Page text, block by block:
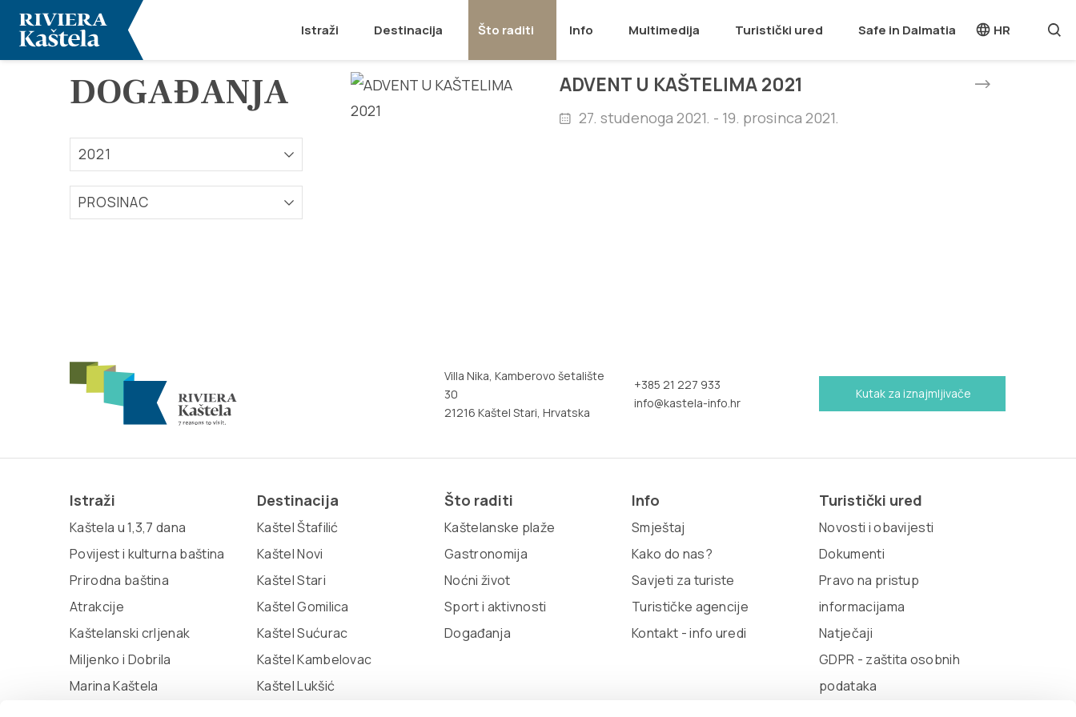
Istraži Destinacija Što raditi Info Multimedija Turistički ured Safe in Dalmatia HR
DOGAĐANJA
2021
PROSINAC
ADVENT U KAŠTELIMA 2021
27. studenoga 2021. - 19. prosinca 2021.
Villa Nika, Kamberovo šetalište
30
21216 Kaštel Stari, Hrvatska
+385 21 227 933
info@kastela-info.hr
Kutak za iznajmljivače
Istraži
Kaštela u 1,3,7 dana
Povijest i kulturna baština
Prirodna baština
Atrakcije
Kaštelanski crljenak
Miljenko i Dobrila
Marina Kaštela
Destinacija
Kaštel Štafilić
Kaštel Novi
Kaštel Stari
Kaštel Gomilica
Kaštel Sućurac
Kaštel Kambelovac
Kaštel Lukšić
Što raditi
Kaštelanske plaže
Gastronomija
Noćni život
Sport i aktivnosti
Događanja
Info
Smještaj
Kako do nas?
Savjeti za turiste
Turističke agencije
Kontakt - info uredi
Turistički ured
Novosti i obavijesti
Dokumenti
Pravo na pristup
informacijama
Natječaji
GDPR - zaštita osobnih
podataka